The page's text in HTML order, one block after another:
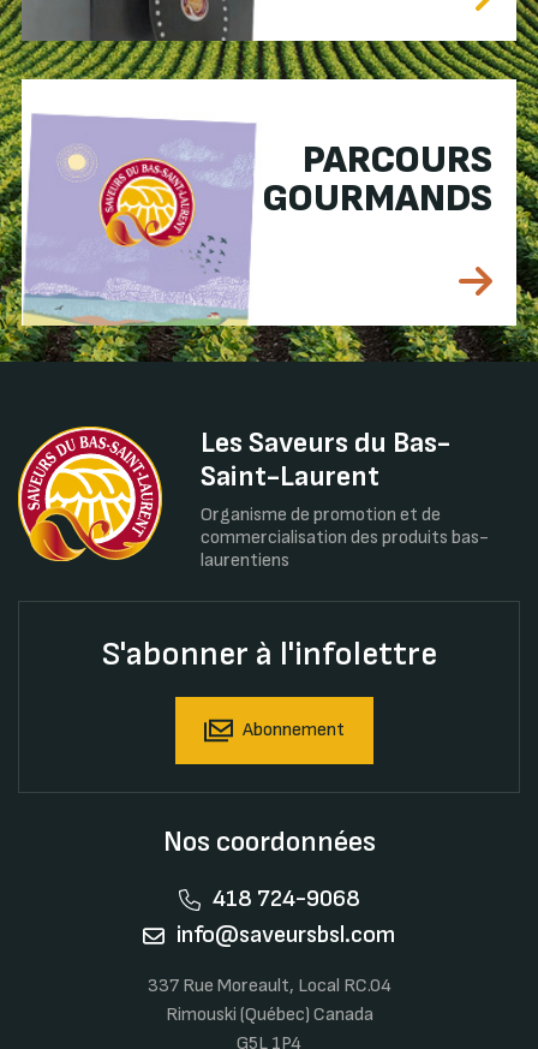
PARCOURS
GOURMANDS
Les Saveurs du Bas-
Saint-Laurent
Organisme de promotion et de
commercialisation des produits bas-
laurentiens
S'abonner à l'infolettre
Abonnement
Nos coordonnées
418 724-9068
info@saveursbsl.com
337 Rue Moreault, Local RC.04
Rimouski (Québec) Canada
G5L 1P4